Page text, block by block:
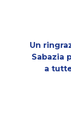
Un
Sabazia
a